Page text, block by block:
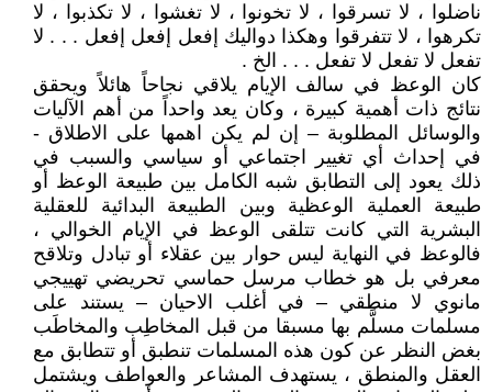
ناضلوا ، لا تسرقوا ، لا تخونوا ، لا تغشوا ، لا تكذبوا ، لا
تكرهوا ، لا تتفرقوا وهكذا دواليك إفعل إفعل إفعل . . . لا
تفعل لا تفعل لا تفعل . . . الخ .
كان الوعظ في سالف الإيام يلاقي نجاحاً هائلاً ويحقق
نتائج ذات أهمية كبيرة ، وكان يعد واحداً من أهم الآليات
والوسائل المطلوبة – إن لم يكن اهمها على الاطلاق -
في إحداث أي تغيير اجتماعي أو سياسي والسبب في
ذلك يعود إلى التطابق شبه الكامل بين طبيعة الوعظ أو
طبيعة العملية الوعظية وبين الطبيعة البدائية للعقلية
البشرية التي كانت تتلقى الوعظ في الإيام الخوالي ،
فالوعظ في النهاية ليس حوار بين عقلاء أو تبادل وتلاقح
معرفي بل هو خطاب مرسل حماسي تحريضي تهييجي
مانوي لا منطقي – في أغلب الاحيان – يستند على
مسلمات مسلَّم بها مسبقا من قبل المخاطِب والمخاطَب
بغض النظر عن كون هذه المسلمات تنطبق أو تتطابق مع
العقل والمنطق ، يستهدف المشاعر والعواطف ويشتمل